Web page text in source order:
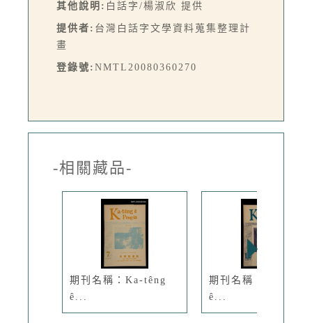
其他說明: 白話字/楊淑欣 提供
提供者: 台灣白話字文學資料蒐集整理計
畫
登錄號: NMTL20080360270
-相關藏品-
期刊名稱：Ka-têng
ê...
期刊名稱：Ka-têng
ê...